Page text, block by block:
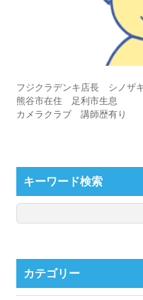
フジクラデンキ店長 シノザ
熊谷市在住 足利市生息
カメラクラブ 講師歴有り
キーワード検索
カテゴリー